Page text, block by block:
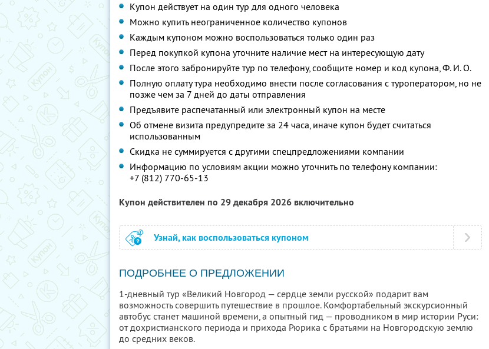
Купон действует на один тур для одного человека
Можно купить неограниченное количество купонов
Каждым купоном можно воспользоваться только один раз
Перед покупкой купона уточните наличие мест на интересующую дату
После этого забронируйте тур по телефону, сообщите номер и код купона,Ф. И. О.
Полную оплату тура необходимо внести после согласования с туроператором, но не
позже чем за 7 дней до даты отправления
Предъявите распечатанный или электронный купон на месте
Об отмене визита предупредите за 24 часа, иначе купон будет считаться
использованным
Скидка не суммируется с другими спецпредложениями компании
Информацию по условиям акции можно уточнить по телефону компании:
+7 (812) 770-65-13
Купон действителен по 29 декабря 2026 включительно
Узнай, как воспользоваться купоном
ПОДРОБНЕЕ О ПРЕДЛОЖЕНИИ
1-дневный тур «Великий Новгород — сердце земли русской» подарит вам
возможность совершить путешествие в прошлое. Комфортабельный экскурсионный
автобус станет машиной времени, а опытный гид — проводником в мир истории Руси:
от дохристианского периода и прихода Рюрика с братьями на Новгородскую землю
до средних веков.